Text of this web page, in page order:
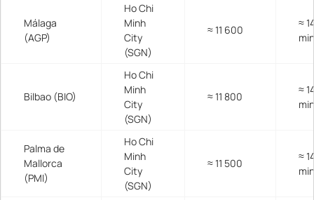
Málaga
(AGP)
Ho Chi
Minh
City
(SGN)
≈ 11 600
≈
min
Bilbao (BIO)
Ho Chi
Minh
City
(SGN)
≈ 11 800
≈
min
Palma de
Mallorca
(PMI)
Ho Chi
Minh
City
(SGN)
≈ 11 500
≈
min